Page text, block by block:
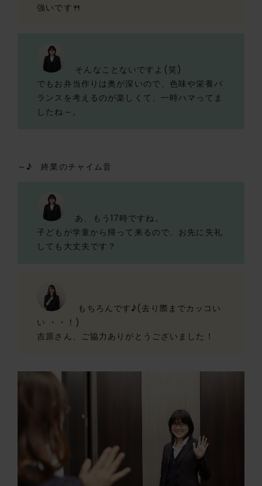
強いです🍴
そんなことないですよ(笑)
でもお弁当作りは奥が深いので、色味や栄養バ
ランスを考えるのが楽しくて、一時ハマってま
したね～。
～♪ 終業のチャイム音
あ、もう17時ですね。
子どもが学童から帰って来るので、お先に失礼
しても大丈夫です？
もちろんです♪(去り際までカッコい
い ・・！)
吉原さん、ご協力ありがとうございました！